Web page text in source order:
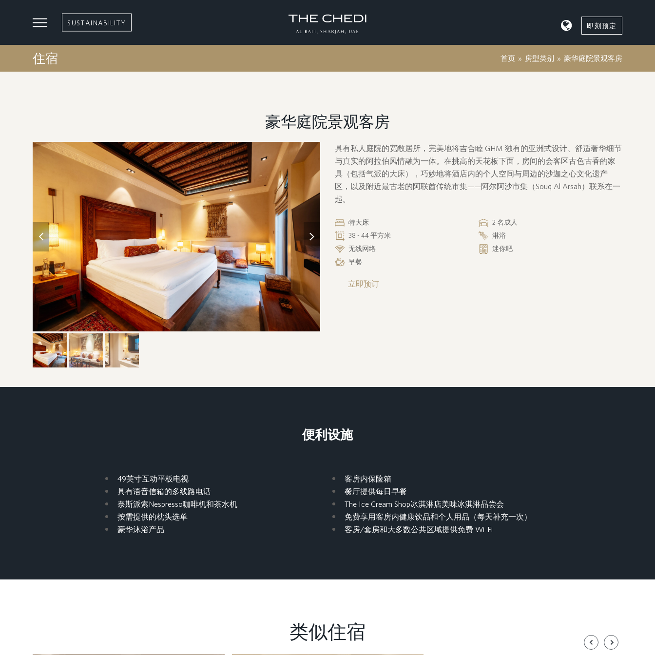
即刻预定
SUSTAINABILITY
住宿 首页 » 房型类别 » 豪华庭院景观客房
豪华庭院景观客房
previous
slide
slide
具有私人庭院的宽敞居所，完美地将吉合睦 GHM 独有的亚洲式设计、舒适奢华细节
与真实的阿拉伯风情融为一体。在挑高的天花板下面，房间的会客区古色古香的家
具（包括气派的大床），巧妙地将酒店内的个人空间与周边的沙迦之心文化遗产
区，以及附近最古老的阿联酋传统市集——阿尔阿沙市集（Souq Al Arsah）联系在一
起。
特大床
2 名成人
38 - 44 平方米
淋浴
无线网络
迷你吧
早餐
立即预订
便利设施
49英寸互动平板电视
具有语音信箱的多线路电话
奈斯派索Nespresso咖啡机和茶水机
按需提供的枕头选单
豪华沐浴产品
客房内保险箱
餐厅提供每日早餐
The Ice Cream Shop冰淇淋店美味冰淇淋品尝会
免费享用客房内健康饮品和个人用品（每天补充一次）
客房/套房和大多数公共区域提供免费 Wi-Fi
类似住宿
PreviousNext